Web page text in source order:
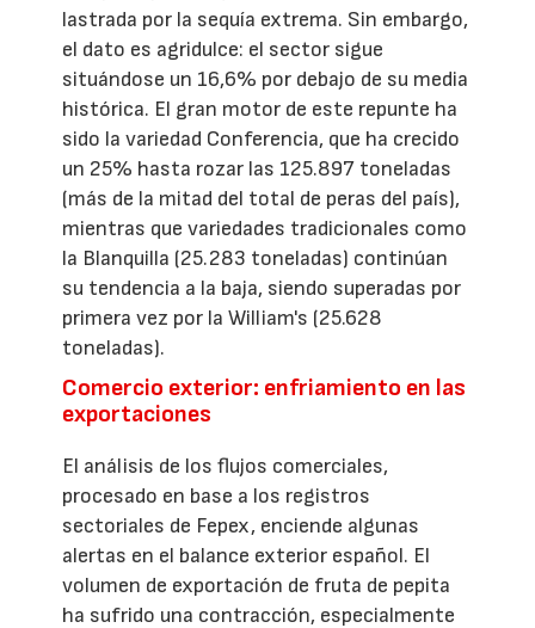
lastrada por la sequía extrema. Sin embargo,
el dato es agridulce: el sector sigue
situándose un 16,6% por debajo de su media
histórica. El gran motor de este repunte ha
sido la variedad Conferencia, que ha crecido
un 25% hasta rozar las 125.897 toneladas
(más de la mitad del total de peras del país),
mientras que variedades tradicionales como
la Blanquilla (25.283 toneladas) continúan
su tendencia a la baja, siendo superadas por
primera vez por la William's (25.628
toneladas).
Comercio exterior: enfriamiento en las
exportaciones
El análisis de los flujos comerciales,
procesado en base a los registros
sectoriales de Fepex, enciende algunas
alertas en el balance exterior español. El
volumen de exportación de fruta de pepita
ha sufrido una contracción, especialmente